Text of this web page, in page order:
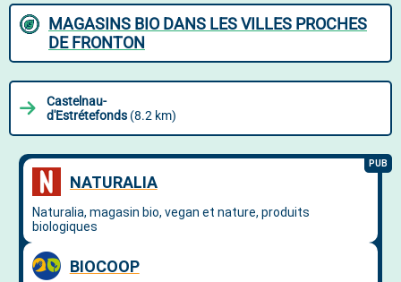
MAGASINS BIO DANS LES VILLES PROCHES
DE FRONTON
Castelnau-
d'Estrétefonds (8.2 km)